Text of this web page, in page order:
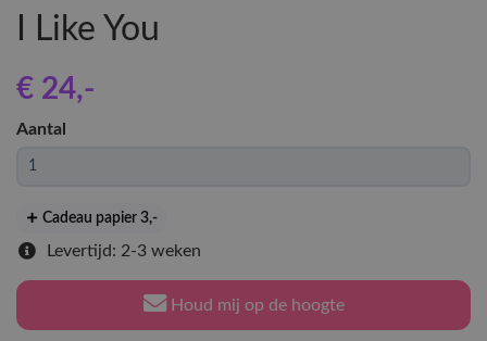
I Like You
€ 24,-
Aantal
Cadeau papier 3,-
Levertijd: 2-3 weken
Houd mij op de hoogte